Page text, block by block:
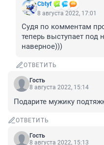
Cbtyf
8 августа 2022, 17:01
Судя по комментам
теперь выступает под
наверное)))
ОТВЕТИТЬ
Гость
8 августа 2022, 15:14
Подарите мужику
ОТВЕТИТЬ
Гость
8 августа 2022, 15:13